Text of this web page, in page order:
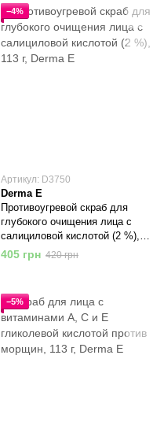
−4%
Артикул: D3750
Derma E
Противоугревой скраб для
глубокого очищения лица с
салициловой кислотой (2 %),
113 г, Derma E
405 грн 420 грн
−5%